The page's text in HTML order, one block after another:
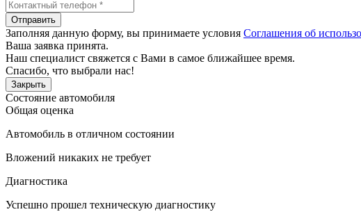
Отправить
Заполняя данную форму, вы принимаете условия Соглашения об
Ваша заявка принята.
Наш специалист свяжется с Вами в самое ближайшее время.
Спасибо, что выбрали нас!
Закрыть
Состояние автомобиля
Общая оценка
Автомобиль в отличном состоянии
Вложений никаких не требует
Диагностика
Успешно прошел техническую диагностику